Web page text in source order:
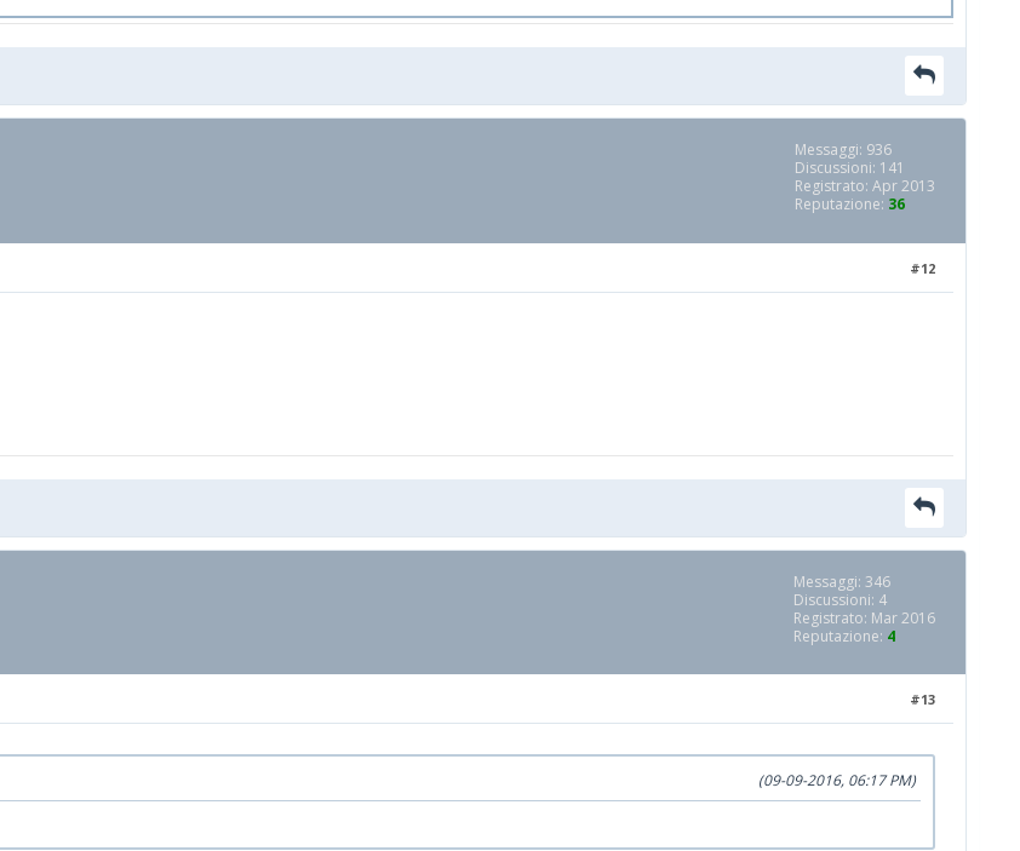
Messaggi: 936
Discussioni: 141
Registrato: Apr 2013
Reputazione: 36
#12
Messaggi: 346
Discussioni: 4
Registrato: Mar 2016
Reputazione: 4
#13
(09-09-2016, 06:17 PM)